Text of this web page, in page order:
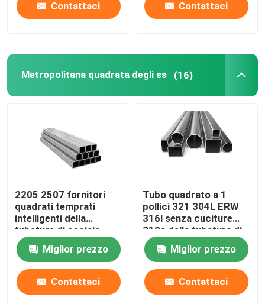
strato del piatto di acciaio inossidabile
Metropolitana quadrata degli ss
Tubo senza cuciture di acciaio inossidabile
striscia di acciaio inossidabile
Filo di acciaio Rod
Acciaio inossidabile Antivari Rod
Striscia dell'acciaio legato
Contattaci Contattaci
Metropolitana quadrata degli ss (16)
2205 2507 fornitori
quadrati temprati
intelligenti della
tubatura di acciaio
inossidabile della
metropolitana 310S
201 304 304L 316
316L
Miglior prezzo
Contattaci
Tubo quadrato a 1
pollici 321 304L ERW
316l senza cuciture
310s della tubatura di
acciaio inossidabile 0,4
millimetriMiglior prezzo
Contattaci